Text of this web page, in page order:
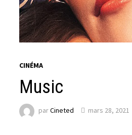
CINÉMA
Music
parCineted mars 28, 2021